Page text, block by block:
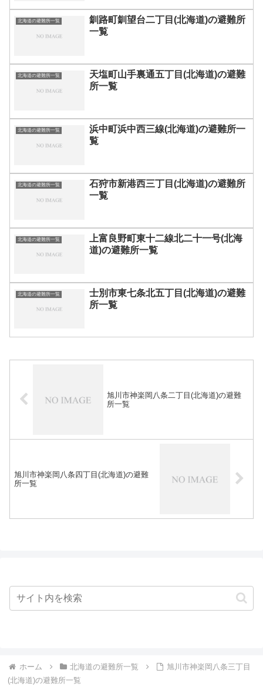
北海道の避難所一覧
釧路町釧望台二丁目(北海道)の避難所
一覧
北海道の避難所一覧
天塩町山手裏通五丁目(北海道)の避難
所一覧
北海道の避難所一覧
浜中町浜中西三線(北海道)の避難所一
覧
北海道の避難所一覧
石狩市新港西三丁目(北海道)の避難所
一覧
北海道の避難所一覧
上富良野町東十二線北二十一号(北海
道)の避難所一覧
北海道の避難所一覧
士別市東七条北五丁目(北海道)の避難
所一覧
旭川市神楽岡八条二丁目(北海道)の避難
所一覧
旭川市神楽岡八条四丁目(北海道)の避難
所一覧
ホーム 北海道の避難所一覧
旭川市神楽岡八条三丁目
(北海道)の避難所一覧